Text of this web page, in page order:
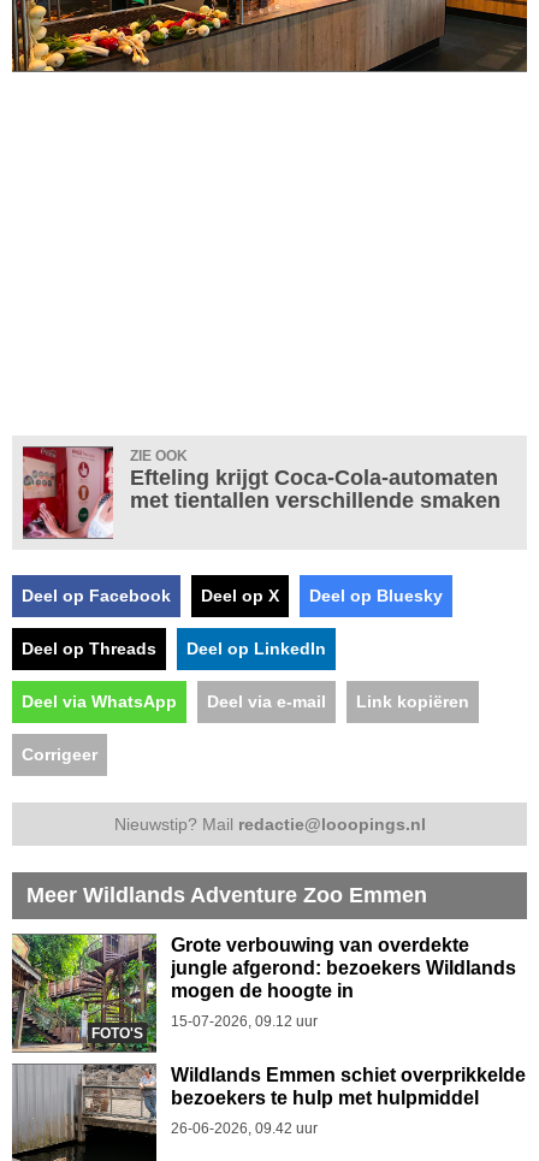
ZIE OOK
Efteling krijgt Coca-Cola-automaten
met tientallen verschillende smaken
Deel op Facebook Deel op X Deel op Bluesky
Deel op Threads Deel op LinkedIn
Deel via WhatsApp Deel via e-mail Link kopiëren
Corrigeer
Nieuwstip? Mail redactie@looopings.nl
Meer Wildlands Adventure Zoo Emmen
FOTO'S
Grote verbouwing van overdekte
jungle afgerond: bezoekers Wildlands
mogen de hoogte in
15-07-2026, 09.12 uur
Wildlands Emmen schiet overprikkelde
bezoekers te hulp met hulpmiddel
26-06-2026, 09.42 uur